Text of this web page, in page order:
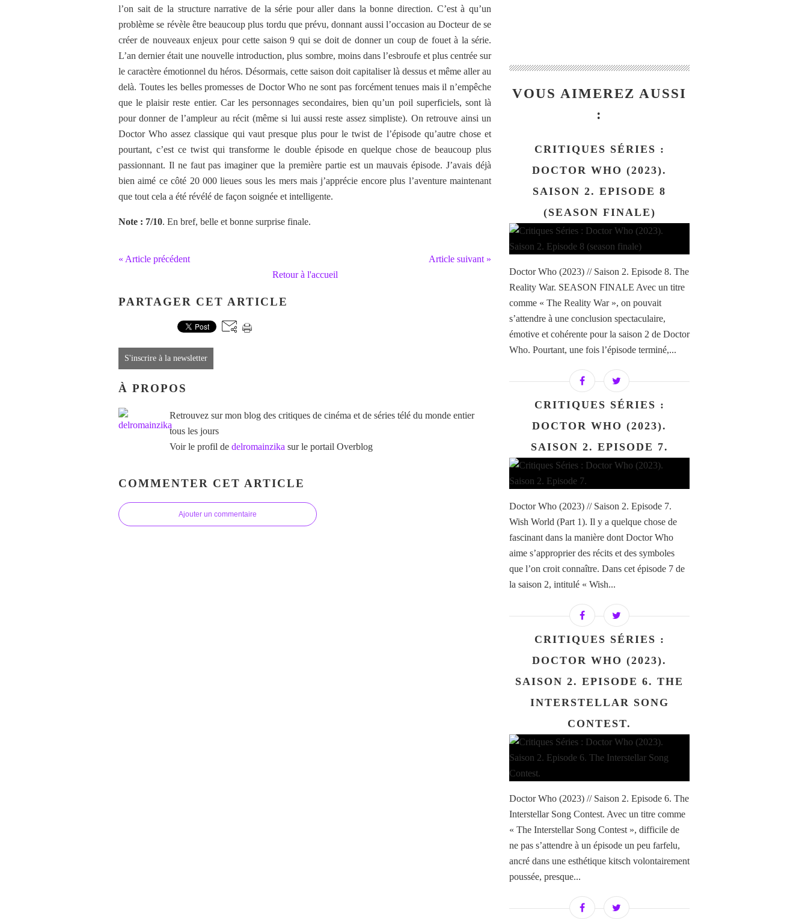
l’on sait de la structure narrative de la série pour aller dans la bonne direction. C’est à qu’un
problème se révèle être beaucoup plus tordu que prévu, donnant aussi l’occasion au Docteur de se
créer de nouveaux enjeux pour cette saison 9 qui se doit de donner un coup de fouet à la série.
L’an dernier était une nouvelle introduction, plus sombre, moins dans l’esbroufe et plus centrée sur
le caractère émotionnel du héros. Désormais, cette saison doit capitaliser là dessus et même aller au
delà. Toutes les belles promesses de Doctor Who ne sont pas forcément tenues mais il n’empêche
que le plaisir reste entier. Car les personnages secondaires, bien qu’un poil superficiels, sont là
pour donner de l’ampleur au récit (même si lui aussi reste assez simpliste). On retrouve ainsi un
Doctor Who assez classique qui vaut presque plus pour le twist de l’épisode qu’autre chose et
pourtant, c’est ce twist qui transforme le double épisode en quelque chose de beaucoup plus
passionnant. Il ne faut pas imaginer que la première partie est un mauvais épisode. J’avais déjà
bien aimé ce côté 20 000 lieues sous les mers mais j’apprécie encore plus l’aventure maintenant
que tout cela a été révélé de façon soignée et intelligente.
Note : 7/10. En bref, belle et bonne surprise finale.
« Article précédent
Article suivant »
Retour à l'accueil
PARTAGER CET ARTICLE
S'inscrire à la newsletter
À PROPOS
Retrouvez sur mon blog des critiques de cinéma et de séries télé du monde entier
tous les jours
Voir le profil de delromainzika sur le portail Overblog
COMMENTER CET ARTICLE
Ajouter un commentaire
VOUS AIMEREZ AUSSI
:
CRITIQUES SÉRIES :
DOCTOR WHO (2023).
SAISON 2. EPISODE 8
(SEASON FINALE)
Doctor Who (2023) // Saison 2. Episode 8. The
Reality War. SEASON FINALE Avec un titre
comme « The Reality War », on pouvait
s’attendre à une conclusion spectaculaire,
émotive et cohérente pour la saison 2 de Doctor
Who. Pourtant, une fois l’épisode terminé,...
CRITIQUES SÉRIES :
DOCTOR WHO (2023).
SAISON 2. EPISODE 7.
Doctor Who (2023) // Saison 2. Episode 7.
Wish World (Part 1). Il y a quelque chose de
fascinant dans la manière dont Doctor Who
aime s’approprier des récits et des symboles
que l’on croit connaître. Dans cet épisode 7 de
la saison 2, intitulé « Wish...
CRITIQUES SÉRIES :
DOCTOR WHO (2023).
SAISON 2. EPISODE 6. THE
INTERSTELLAR SONG
CONTEST.
Doctor Who (2023) // Saison 2. Episode 6. The
Interstellar Song Contest. Avec un titre comme
« The Interstellar Song Contest », difficile de
ne pas s’attendre à un épisode un peu farfelu,
ancré dans une esthétique kitsch volontairement
poussée, presque...